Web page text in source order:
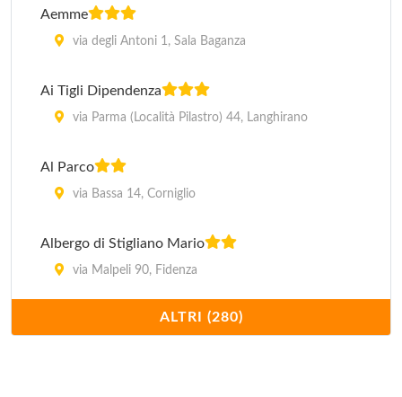
Aemme
via degli Antoni 1, Sala Baganza
Ai Tigli Dipendenza
via Parma (Località Pilastro) 44, Langhirano
Al Parco
via Bassa 14, Corniglio
Albergo di Stigliano Mario
via Malpeli 90, Fidenza
ALTRI (280)